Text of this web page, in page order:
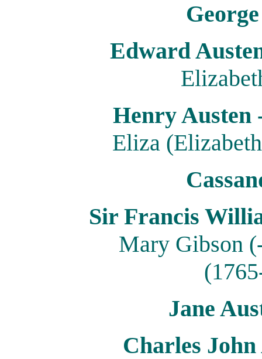
Edward
Henry Austen
Eliza
Sir Francis
Mary Gibson
Jane
Charles